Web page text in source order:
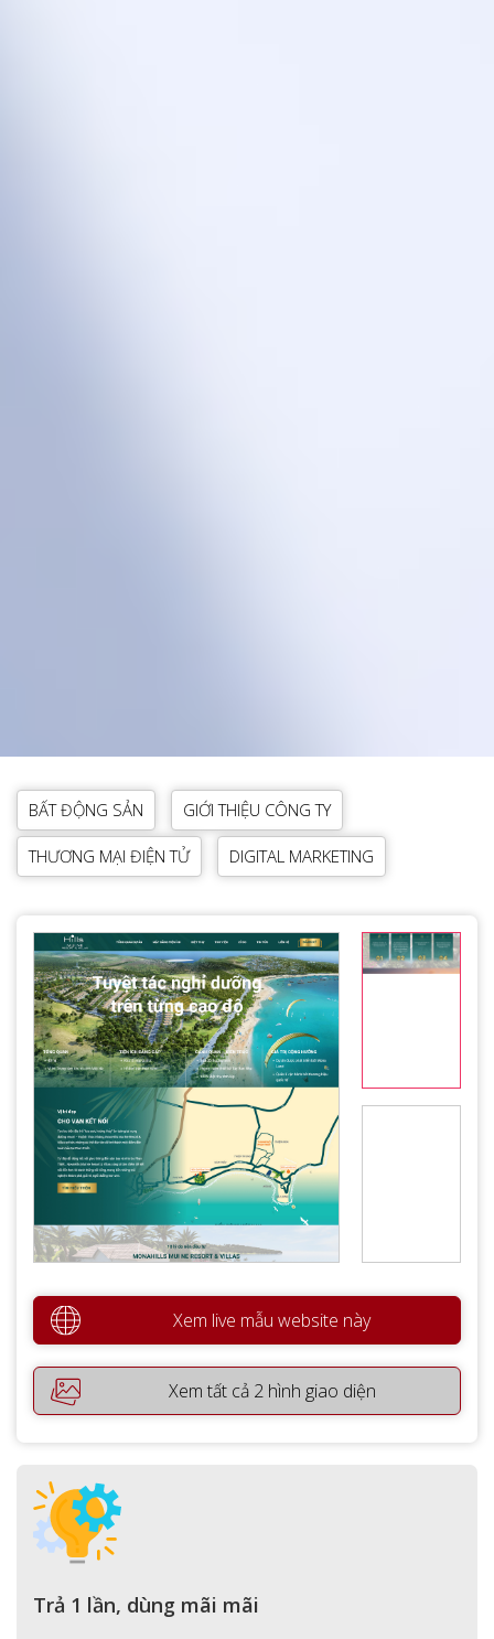
BẤT ĐỘNG SẢN GIỚI THIỆU CÔNG TY
THƯƠNG MẠI ĐIỆN TỬ DIGITAL MARKETING
Xem live mẫu website này
Xem tất cả 2 hình giao diện
Trả 1 lần, dùng mãi mãi